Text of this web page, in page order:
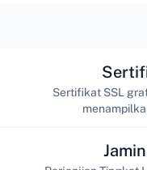
Sertifikat SSL